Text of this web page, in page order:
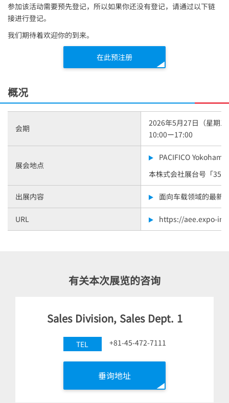
参加该活动需要预先登记，所以如果你还没有登记，请通过以下链
接进行登记。
我们期待着欢迎你的到来。
在此预注册
概况
会期
2026年5月27日（星期
10:00ー17:00
展会地点
PACIFICO
本株式会社展台号「353
出展内容 面向车载领域的最新
URL https://aee.expo-
有关本次展览的咨询
Sales Division, Sales Dept. 1
TEL +81-45-472-7111
垂询地址